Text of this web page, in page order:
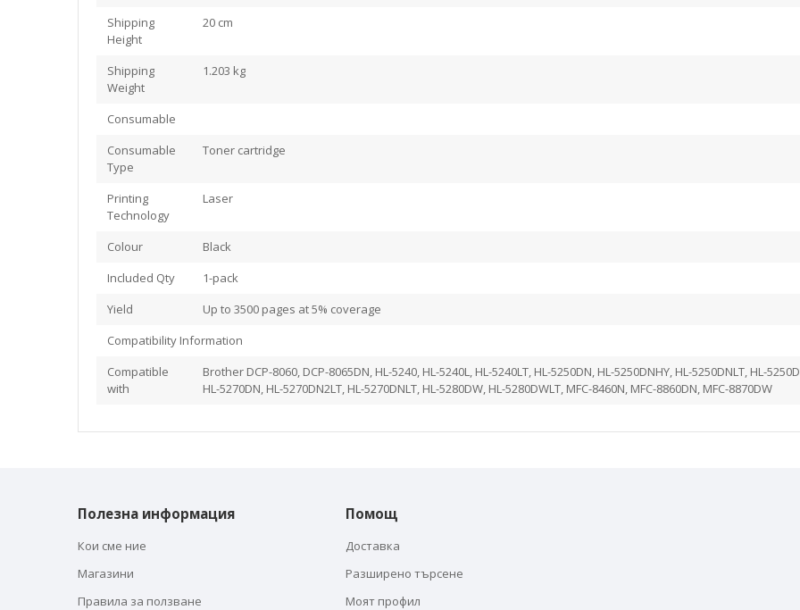
Shipping
Height
20 cm
Shipping
Weight
1.203 kg
Consumable
Consumable
Type
Toner cartridge
Printing
Technology
Laser
Colour
Black
Included Qty
1-pack
Yield
Up to 3500 pages at 5% coverage
Compatibility Information
Compatible
with
Brother DCP-8060, DCP-8065DN, HL-5240, HL-5240L, HL-5240LT, HL-5250DN, HL-5250DNHY, HL-5250DNLT, HL-
HL-5270DN, HL-5270DN2LT, HL-5270DNLT, HL-5280DW, HL-5280DWLT, MFC-8460N, MFC-8860DN, MFC-8870DW
Полезна информация
Кои сме ние
Магазини
Правила за ползване
Помощ
Доставка
Разширено търсене
Моят профил